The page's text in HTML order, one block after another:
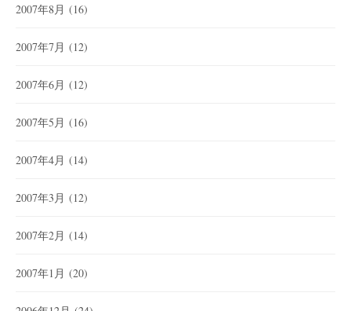
2007年8月 (16)
2007年7月 (12)
2007年6月 (12)
2007年5月 (16)
2007年4月 (14)
2007年3月 (12)
2007年2月 (14)
2007年1月 (20)